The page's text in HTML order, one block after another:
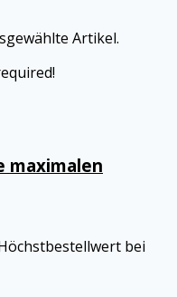
Artikel.
maximalen
bei